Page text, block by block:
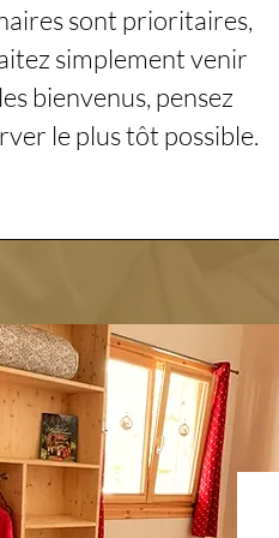
sont prioritaires,
simplement venir
bienvenus, pensez
le plus tôt possible.